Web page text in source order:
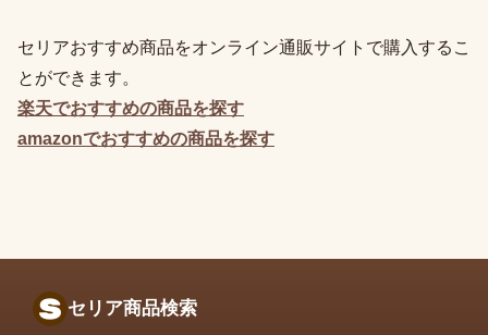
セリアおすすめ商品をオンライン通販サイトで購入するこ
とができます。
楽天でおすすめの商品を探す
amazonでおすすめの商品を探す
セリア商品検索